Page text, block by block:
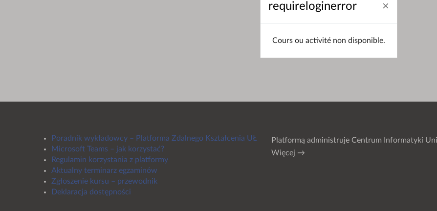
Poradnik wykładowcy – Platforma Zdalnego Kształcenia UŁ
Microsoft Teams – jak korzystać?
Regulamin korzystania z platformy
Aktualny terminarz egzaminów
Zgłoszenie kursu – przewodnik
Deklaracja dostępności
Platformą administruje Centrum Informatyki
Więcej →
requireloginerror
Cours ou activité non disponible.